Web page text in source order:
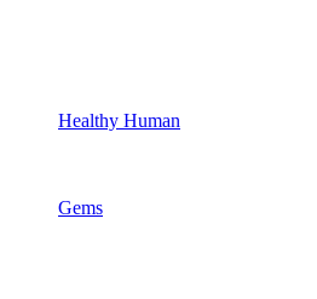
Healthy Human
Gems